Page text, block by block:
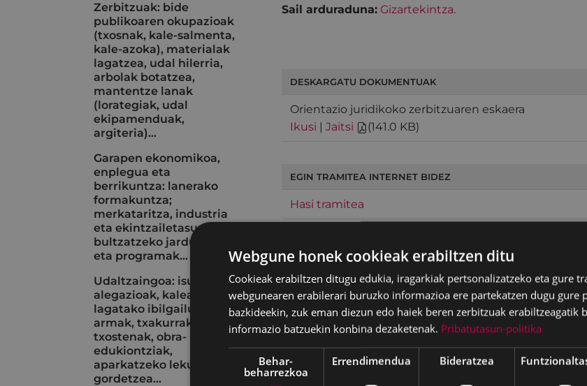
Sail arduraduna: Gizartekintza.
DESKARGATU DOKUMENTUAK
Orientazio juridikoko zerbitzuaren eskaera
Ikusi | Jaitsi (141.0 KB)
EGIN TRAMITEA INTERNET BIDEZ
Hasi tramitea
Zerbitzuak: bide
publikoaren okupazioak
(txosnak, kale-salmenta,
kale-azoka), materialak
lagatzea, udal hilerria,
arbolak botatzea,
mantentze lanak
(lorategiak, udal
ekipamenduak,
argiteria)...
Garapen ekonomikoa,
enplegua eta
berrikuntza: lanerako
formakuntza;
merkataritza, industria
eta ekintzailetasuna
bultzatzeko jarduerak
eta programak...
Udaltzaingoa: isunak eta
alegazioak, kalean
lagatako ibilgailuak, aire
armak, txakurrak, istripu-
txostenak, obra-
edukiontziak,
aparkatzeko lekuak
gordetzea...
Webgune honek cookieak erabiltzen ditu
Cookieak erabiltzen ditugu edukia, iragarkiak pertsonalizatzeko eta gure
webgunearen erabilerari buruzko informazioa ere partekatzen dugu gure
bazkideekin, zuk eman diezun edo haiek beren zerbitzuak erabiltzeagatik
informazio batzuekin konbina dezaketenak. Pribatutasun-politika
Behar-
beharrezkoa
Errendimendua Bideratzea